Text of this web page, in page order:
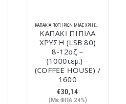
ΚΑΠΆΚΙΑ ΠΟΤΗΡΙΏΝ ΜΊΑΣ ΧΡΉΣΗΣ
ΚΑΠΑΚΙ ΠΙΠΙΛΑ
ΧΡΥΣΗ (LSB 80)
8-12οζ –
(1000τεμ.) –
(COFFEE HOUSE) /
1600
€30,14
(Με ΦΠΑ 24%)